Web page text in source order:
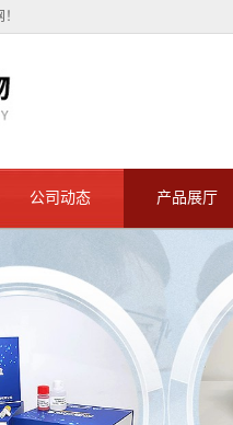
公司动态 产品展厅